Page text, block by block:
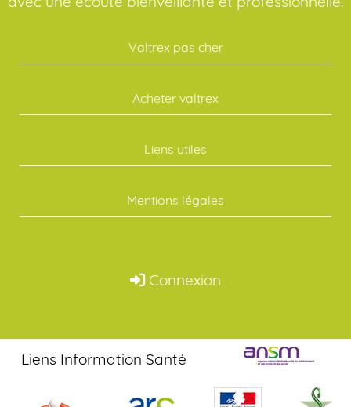
Valtrex pas cher
Acheter valtrex
Liens utiles
Mentions légales
Connexion
Liens Information Santé